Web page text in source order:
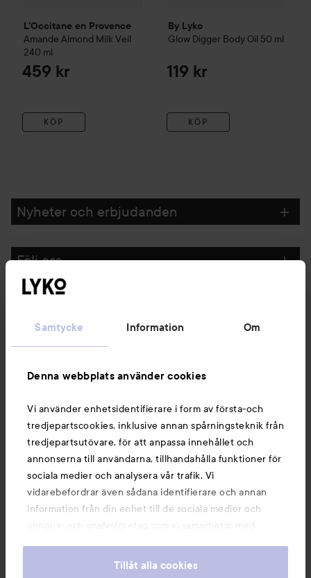
Samtycke Information Om
Denna webbplats använder cookies
Vi använder enhetsidentifierare i form av första-och
tredjepartscookies, inklusive annan spårningsteknik från
tredjepartsutövare, för att anpassa innehållet och
annonserna till användarna, tillhandahålla funktioner för
sociala medier och analysera vår trafik. Vi
vidarebefordrar även sådana identifierare och annan
information från din enhet till de sociala medier och
annons- och analysföretag som vi samarbetar med.
information som du har tillhandahållit eller som de har
Tillåt alla cookies
L'Occitane en Provence
Amande Almond Milk Veil
240 ml
459 kr
KÖP
By Lyko
Glow Digger Body Oil 50 ml
119 kr
KÖP
Nyheter och erbjudanden
Följ oss
Du kanske också gillar